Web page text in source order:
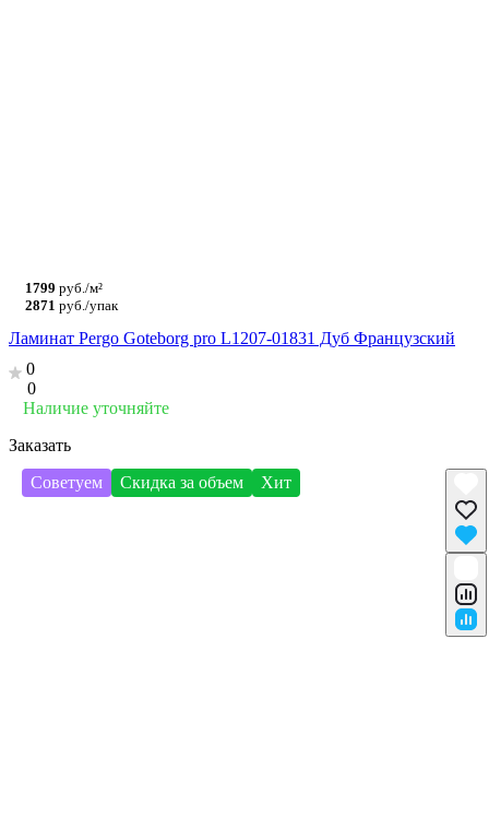
1799 руб./м²
2871 руб./упак
Ламинат Pergo Goteborg pro L1207-01831 Дуб Французский
0
0
Наличие уточняйте
Заказать
Советуем
Скидка за объем Хит